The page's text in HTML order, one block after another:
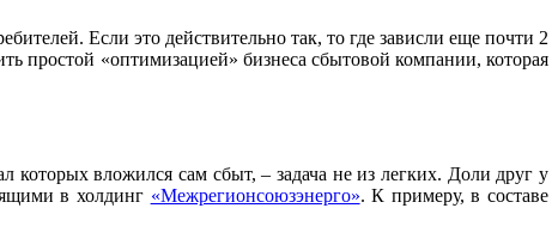
Если это действительно так, то где зависли еще почти 2
простой «оптимизацией» бизнеса сбытовой компании, которая
вложился сам сбыт, – задача не из легких. Доли друг у
в холдинг «Межрегионсоюзэнерго». К примеру, в составе